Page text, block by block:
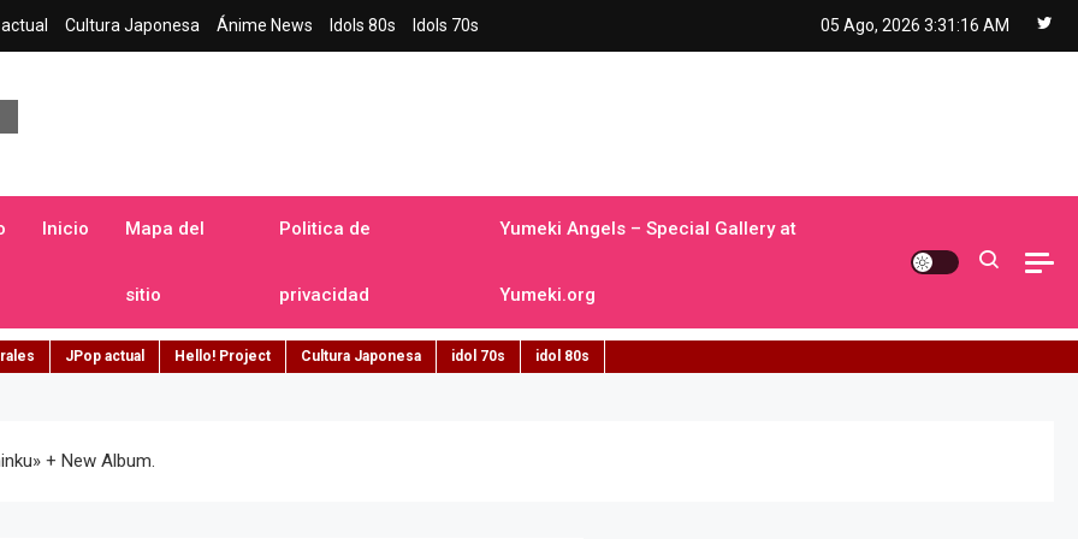
Cultura Japonesa Ánime News Idols 80s Idols 70s 05 Ago, 2026 3:31:17 AM
Inicio Mapa del
sitio
Politica de
privacidad
Yumeki Angels – Special Gallery at
Yumeki.org
JPop actual Hello! Project Cultura Japonesa idol 70s idol 80s
+ New Album.